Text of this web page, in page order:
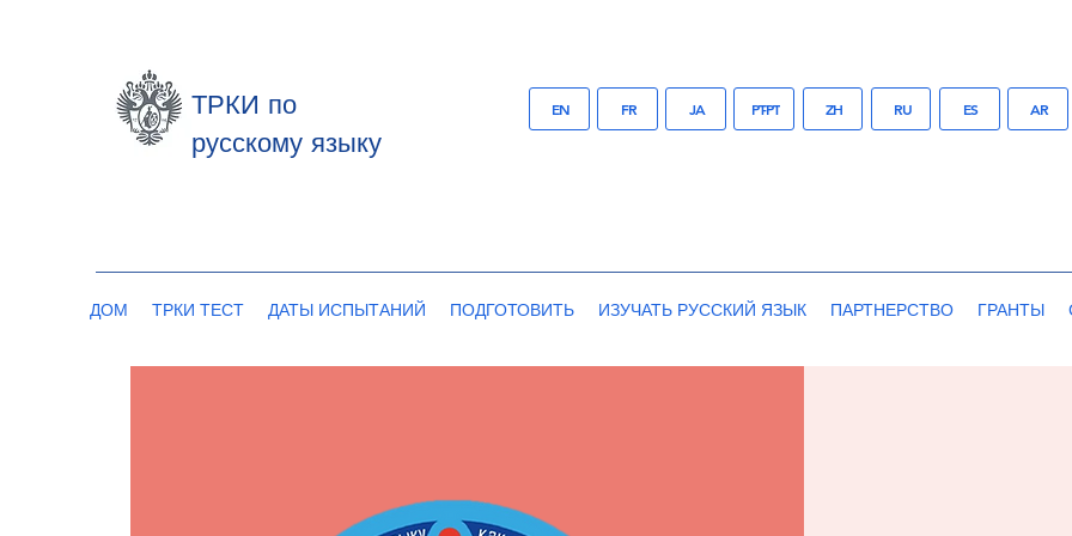
ТРКИ по
русскому языку
EN FR JA PT-PT ZH RU ES AR
ДОМ ТРКИ ТЕСТ ДАТЫ ИСПЫТАНИЙ ПОДГОТОВИТЬ ИЗУЧАТЬ РУССКИЙ ЯЗЫК ПАРТНЕРСТВО ГРАНТЫ